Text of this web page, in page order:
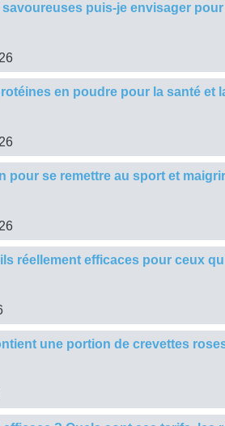
puis-je envisager
en poudre pour la santé et
pour se remettre au sport et maigrir
réellement efficaces pour ceux
une portion de crevettes